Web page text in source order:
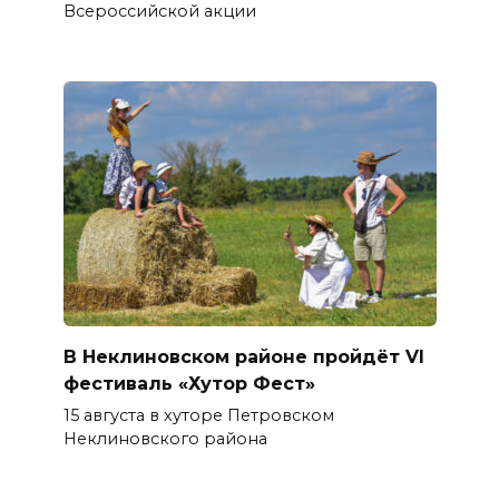
Всероссийской акции
В Неклиновском районе пройдёт VI
фестиваль «Хутор Фест»
15 августа в хуторе Петровском
Неклиновского района